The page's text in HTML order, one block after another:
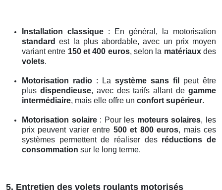
Installation classique : En général, la motorisation
standard est la plus abordable, avec un prix moyen
variant entre 150 et 400 euros, selon la matériauxdes
volets.
Motorisation radio : La système sans fil
peut être
plus dispendieuse, avec des tarifs allant degamme
intermédiaire, mais elle offre un confort supérieur.
Motorisation solaire: Pour les moteurs solaires, les
prix peuvent varier entre 500 et 800 euros, mais ces
systèmes permettent de réaliser des réductions de
consommation sur le long terme.
5. Entretien des volets roulants motorisés